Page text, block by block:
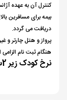
کنترل آن به عهده
دریافت می گردد.
هنگام ثبت نام
نرخ کودک زیر 2سال 220دلار میباشد.